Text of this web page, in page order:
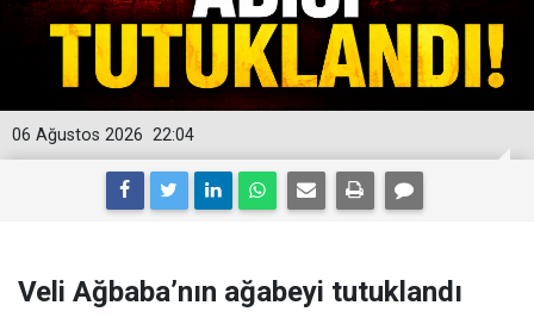
22:04
06 Ağustos 2026
Veli Ağbaba’nın ağabeyi tutuklandı